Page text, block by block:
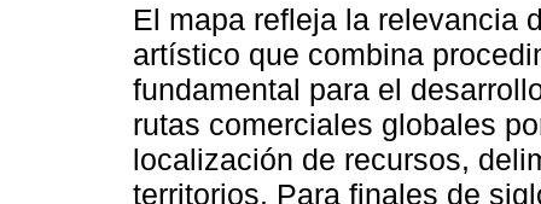
El mapa refleja la relevancia
artístico que combina
fundamental para el
rutas comerciales globales
localización de recursos,
territorios. Para finales de